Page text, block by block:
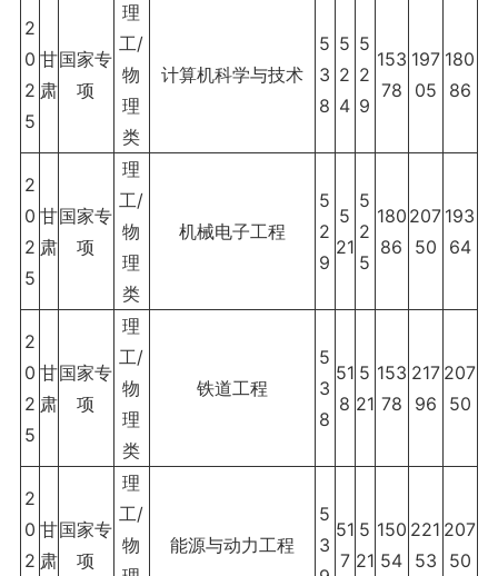
2
0
2
5
甘
肃
国家专
项
理
工/
物
理
类
计算机科学与技术
5
3
8
5
2
4
5
2
9
153
78
197
05
180
86
2
0
2
5
甘
肃
国家专
项
理
工/
物
理
类
机械电子工程
5
2
9
5
21
5
2
5
180
86
207
50
193
64
2
0
2
5
甘
肃
国家专
项
理
工/
物
理
类
铁道工程
5
3
8
51
8
5
21
153
78
217
96
207
50
2
0
2
甘
肃
国家专
项
理
工/
物
能源与动力工程
5
3
51
7
5
21
150
54
221
53
207
50